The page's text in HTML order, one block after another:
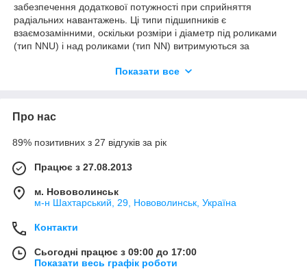
забезпечення додаткової потужності при сприйняття
радіальних навантажень. Ці типи підшипників є
взаємозамінними, оскільки розміри і діаметр під роликами
(тип NNU) і над роликами (тип NN) витримуються за
без роликів для забезпечення взаємної заміни внутрішніх
Діапазон розмірів: зовнішній діаметр від 80 до 200 мм
Особливості конструкції
де застосовно, взаємозамінності.
Продається у вигляді зібраного вузла.
Доступний в тих же діапазонах розмірів, що і однорядне
В існуючих сьогодні конструкція використовується
Показати все
Про нас
89% позитивних з 27 відгуків за рік
Працює з 27.08.2013
м. Нововолинськ
м-н Шахтарський, 29, Нововолинськ, Україна
Контакти
Сьогодні працює з 09:00 до 17:00
Показати весь графік роботи